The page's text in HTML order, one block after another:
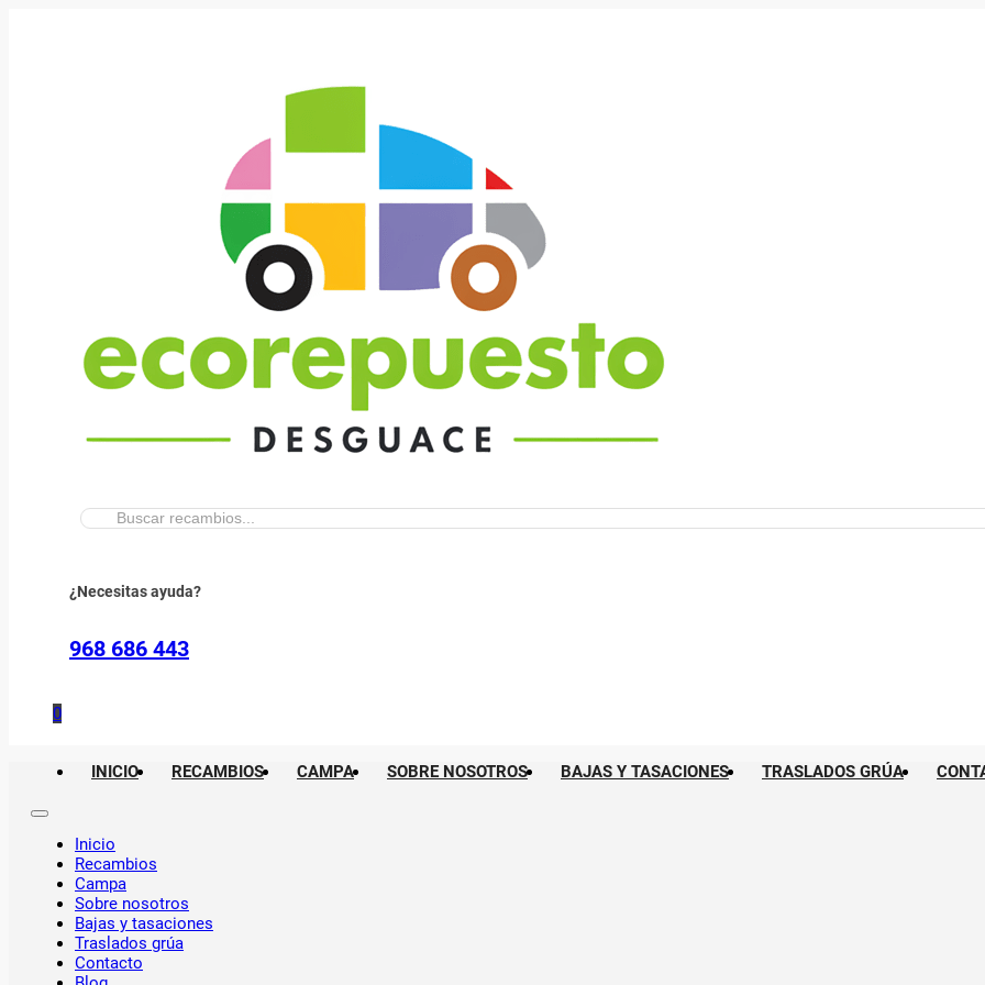
Buscar:
¿Necesitas ayuda?
968 686 443
0
INICIO RECAMBIOS CAMPA SOBRE NOSOTROS BAJAS Y TASACIONES TRASLADOS GRÚA
Inicio
Recambios
Campa
Sobre nosotros
Bajas y tasaciones
Traslados grúa
Contacto